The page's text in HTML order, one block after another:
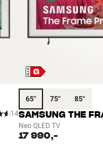
14
65" 75" 85"
SAMSUNG THE
Neo QLED TV
17 990,-